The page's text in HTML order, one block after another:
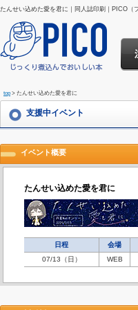
たんせい込めた愛を君に｜同人誌印刷｜PICO（
top > たんせい込めた愛を君に
支援中イベント
イベント概要
たんせい込めた愛を君に
日程 会場
07/13（日）
WEB